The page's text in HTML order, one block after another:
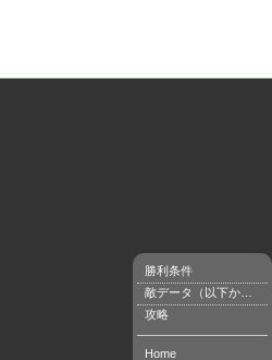
勝利条件
攻略
Home